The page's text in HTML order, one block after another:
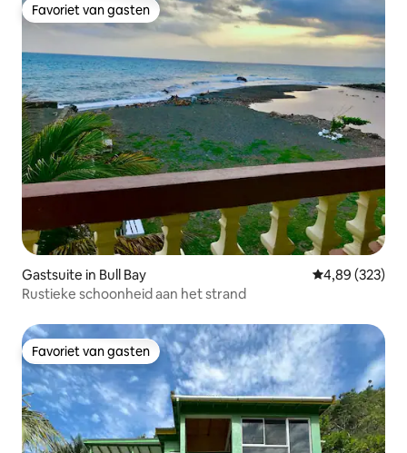
Favoriet van gasten
Favoriet van gasten
Gastsuite in Bull Bay Gemiddelde
4,89 (323)
Rustieke schoonheid aan het strand
Favoriet van gasten
Favoriet van gasten